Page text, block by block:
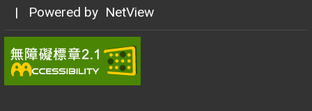
| Powered by NetView